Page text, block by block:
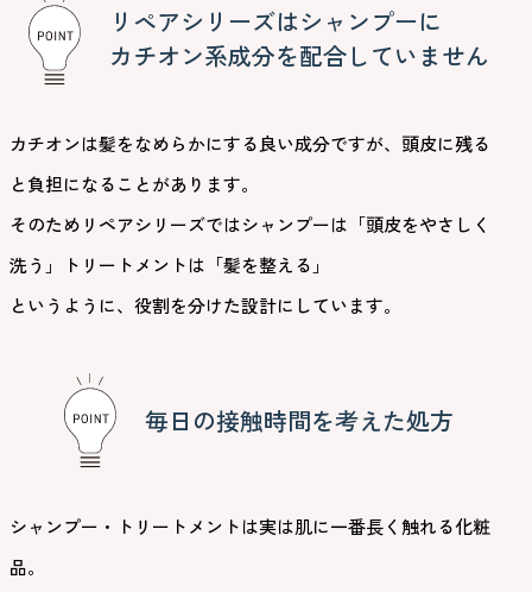
リペアシリーズはシャンプーに
カチオン系成分を配合していません
カチオンは髪をなめらかにする良い成分ですが、頭皮に残る
と負担になることがあります。
そのためリペアシリーズではシャンプーは「頭皮をやさしく
洗う」トリートメントは「髪を整える」
というように、役割を分けた設計にしています。
毎日の接触時間を考えた処方
シャンプー・トリートメントは実は肌に一番長く触れる化粧
品。